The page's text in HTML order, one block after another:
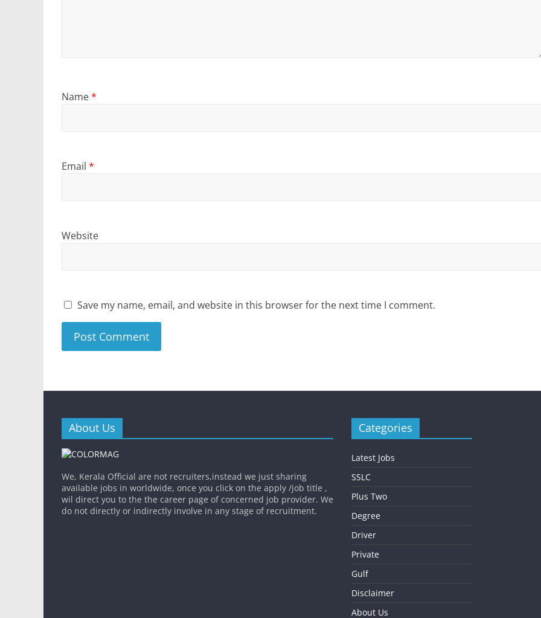
Name*
Email *
Website
Save my name, email, and website in this browser for the next time I comment.
About Us
We, Kerala Official are not recruiters,instead we just sharing
available jobs in worldwide, once you click on the apply /job title ,
wil direct you to the the career page of concerned job provider. We
do not directly or indirectly involve in any stage of recruitment.
Categories
Latest Jobs
SSLC
Plus Two
Degree
Driver
Private
Gulf
Disclaimer
About Us